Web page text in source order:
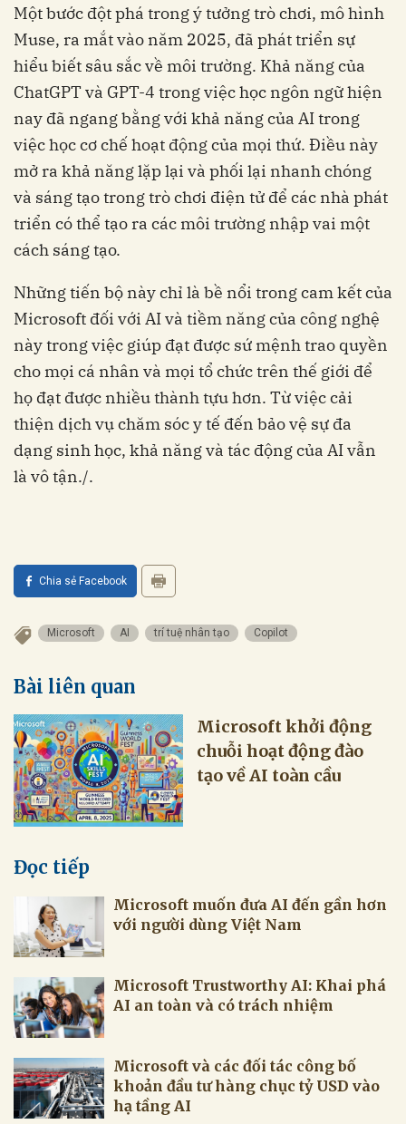
Một bước đột phá trong ý tưởng trò chơi, mô hình
Muse, ra mắt vào năm 2025, đã phát triển sự
hiểu biết sâu sắc về môi trường. Khả năng của
ChatGPT và GPT-4 trong việc học ngôn ngữ hiện
nay đã ngang bằng với khả năng của AI trong
việc học cơ chế hoạt động của mọi thứ. Điều này
mở ra khả năng lặp lại và phối lại nhanh chóng
và sáng tạo trong trò chơi điện tử để các nhà phát
triển có thể tạo ra các môi trường nhập vai một
cách sáng tạo.
Những tiến bộ này chỉ là bề nổi trong cam kết của
Microsoft đối với AI và tiềm năng của công nghệ
này trong việc giúp đạt được sứ mệnh trao quyền
cho mọi cá nhân và mọi tổ chức trên thế giới để
họ đạt được nhiều thành tựu hơn. Từ việc cải
thiện dịch vụ chăm sóc y tế đến bảo vệ sự đa
dạng sinh học, khả năng và tác động của AI vẫn
là vô tận./.
Chia sẻ Facebook
Microsoft AI trí tuệ nhân tạo Copilot
Bài liên quan
Microsoft khởi động
chuỗi hoạt động đào
tạo về AI toàn cầu
Đọc tiếp
Microsoft muốn đưa AI đến gần hơn
với người dùng Việt Nam
Microsoft Trustworthy AI: Khai phá
AI an toàn và có trách nhiệm
Microsoft và các đối tác công bố
khoản đầu tư hàng chục tỷ USD vào
hạ tầng AI